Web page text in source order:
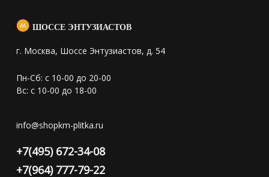
ШОССЕ ЭНТУЗИАСТОВ
г. Москва, Шоссе Энтузиастов, д. 54
Пн-Сб: с 10-00 до 20-00
Вс: с 10-00 до 18-00
info@shopkm-plitka.ru
+7(495) 672-34-08
+7(964) 777-79-22